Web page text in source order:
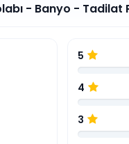
- Banyo - Tadilat
5
4
3